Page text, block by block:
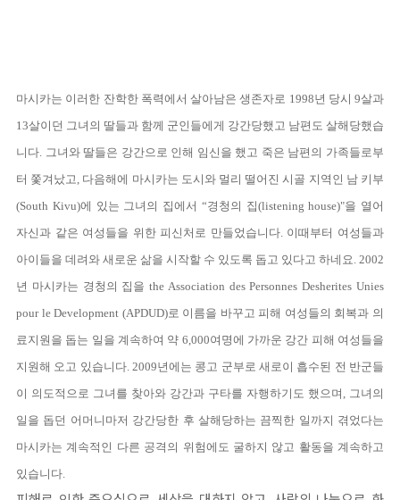
마시카는 이러한 잔학한 폭력에서 살아남은 생존자로 1998년 당시 9살과
13살이던 그녀의 딸들과 함께 군인들에게 강간당했고 남편도 살해당했습
니다. 그녀와 딸들은 강간으로 인해 임신을 했고 죽은 남편의 가족들로부
터 쫓겨났고, 다음해에 마시카는 도시와 멀리 떨어진 시골 지역인 남 키부
(South Kivu)에 있는 그녀의 집에서 “경청의 집(listening house)"을 열어
자신과 같은 여성들을 위한 피신처로 만들었습니다. 이때부터 여성들과
아이들을 데려와 새로운 삶을 시작할 수 있도록 돕고 있다고 하네요. 2002
년 마시카는 경청의 집을 the Association des Personnes Desherites Unies
pour le Development (APDUD)로 이름을 바꾸고 피해 여성들의 회복과 의
료지원을 돕는 일을 계속하여 약 6,000여명에 가까운 강간 피해 여성들을
지원해 오고 있습니다. 2009년에는 콩고 군부로 새로이 흡수된 전 반군들
이 의도적으로 그녀를 찾아와 강간과 구타를 자행하기도 했으며, 그녀의
일을 돕던 어머니마저 강간당한 후 살해당하는 끔찍한 일까지 겪었다는
마시카는 계속적인 다른 공격의 위험에도 굴하지 않고 활동을 계속하고
있습니다.